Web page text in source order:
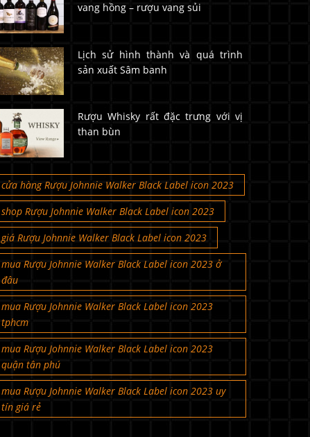
vang hồng – rượu vang sủi
Lịch sử hình thành và quá trình
sản xuất Sâm banh
Rượu Whisky rất đặc trưng với vị
than bùn
cửa hàng Rượu Johnnie Walker Black Label icon 2023
shop Rượu Johnnie Walker Black Label icon 2023
giá Rượu Johnnie Walker Black Label icon 2023
mua Rượu Johnnie Walker Black Label icon 2023 ở
đâu
mua Rượu Johnnie Walker Black Label icon 2023
tphcm
mua Rượu Johnnie Walker Black Label icon 2023
quận tân phú
mua Rượu Johnnie Walker Black Label icon 2023 uy
tín giá rẻ